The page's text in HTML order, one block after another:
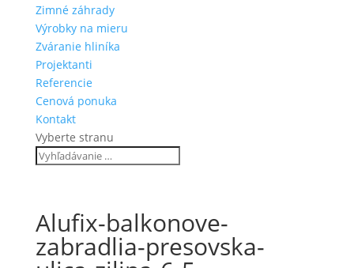
Zimné záhrady
Výrobky na mieru
Zváranie hliníka
Projektanti
Referencie
Cenová ponuka
Kontakt
Vyberte stranu
Alufix-balkonove-
zabradlia-presovska-